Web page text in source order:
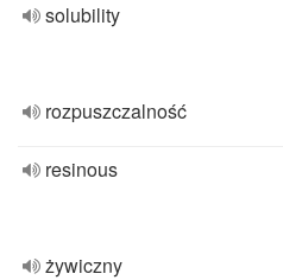
solubility
rozpuszczalność
resinous
żywiczny